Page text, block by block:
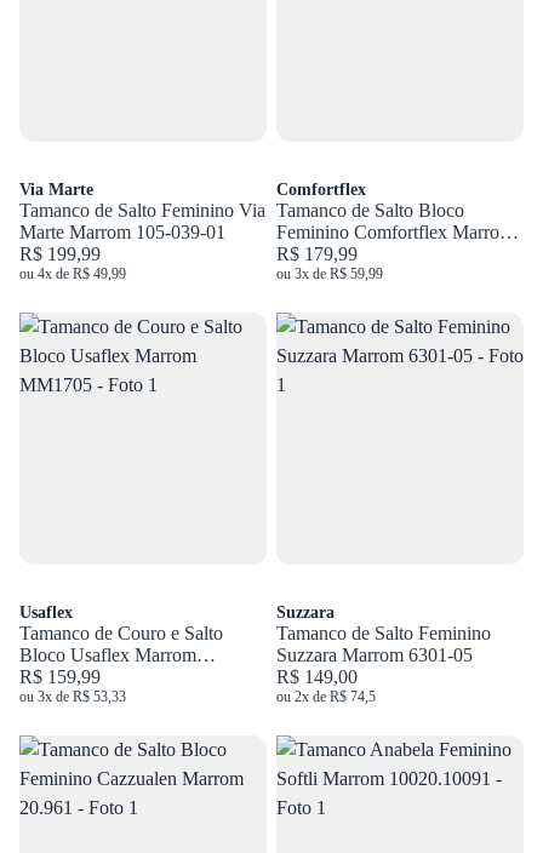
Via Marte
Tamanco de Salto Feminino Via
Marte Marrom 105-039-01
R$ 199,99
ou 4x de R$ 49,99
Comfortflex
Tamanco de Salto Bloco
Feminino Comfortflex Marrom
2557401
R$ 179,99
ou 3x de R$ 59,99
Usaflex
Tamanco de Couro e Salto
Bloco Usaflex Marrom
MM1705
R$ 159,99
ou 3x de R$ 53,33
Suzzara
Tamanco de Salto Feminino
Suzzara Marrom 6301-05
R$ 149,00
ou 2x de R$ 74,5